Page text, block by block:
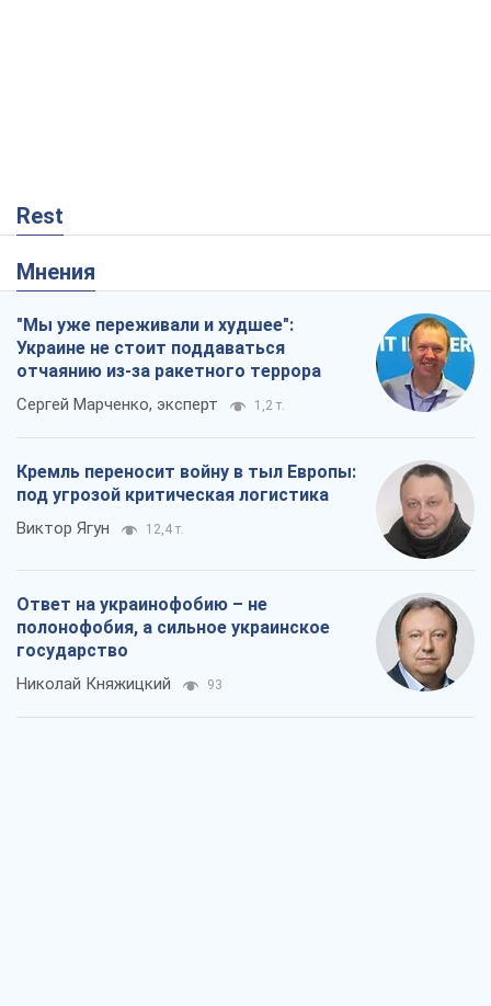
Rest
Мнения
"Мы уже переживали и худшее":
Украине не стоит поддаваться
отчаянию из-за ракетного террора
Сергей Марченко, эксперт 1,2 т.
Кремль переносит войну в тыл Европы:
под угрозой критическая логистика
Виктор Ягун 12,4 т.
Ответ на украинофобию – не
полонофобия, а сильное украинское
государство
Николай Княжицкий 93